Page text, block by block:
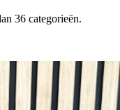
36 categorieën.